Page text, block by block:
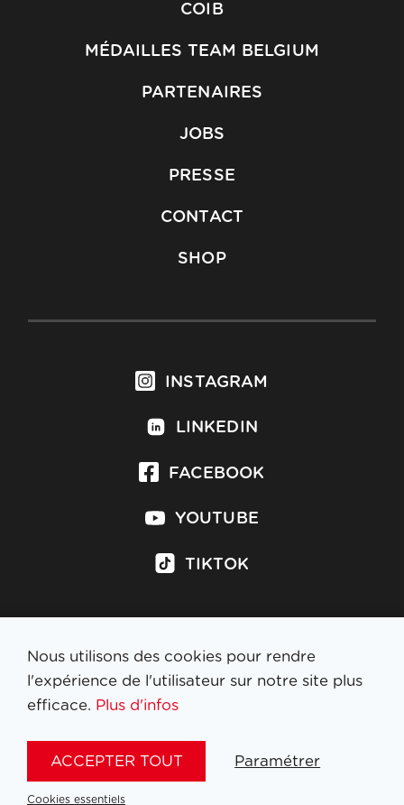
COIB
MÉDAILLES TEAM BELGIUM
PARTENAIRES
JOBS
PRESSE
CONTACT
SHOP
INSTAGRAM
LINKEDIN
FACEBOOK
YOUTUBE
TIKTOK
S'inscrire à la newsletter
Nous utilisons des cookies pour rendre
l'expérience de l'utilisateur sur notre site plus
efficace. Plus d'infos
ACCEPTER TOUT Paramétrer
Cookies essentiels